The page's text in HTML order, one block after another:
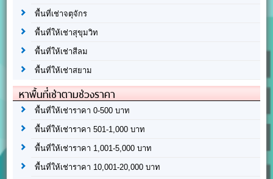
พื้นที่เช่าจตุจักร
พื้นที่ให้เช่าสุขุมวิท
พื้นที่ให้เช่าสีลม
พื้นที่ให้เช่าสยาม
หาพื้นที่เช่าตามช่วงราคา
พื้นที่ให้เช่าราคา 0-500 บาท
พื้นที่ให้เช่าราคา 501-1,000 บาท
พื้นที่ให้เช่าราคา 1,001-5,000 บาท
พื้นที่ให้เช่าราคา 10,001-20,000 บาท